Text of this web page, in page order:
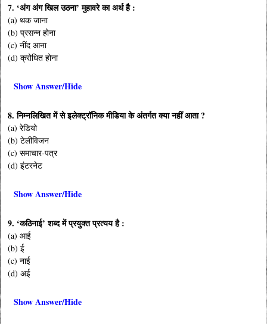
7. ‘अंग अंग खिल उठना’ मुहावरे का अर्थ है :
(a) थक जाना
(b) प्रसन्न होना
(c) नींद आना
(d) क्रोधित होना
Show Answer/Hide
8. निम्नलिखित में से इलेक्ट्रॉनिक मीडिया के अंतर्गत क्या नहीं आता ?
(a) रेडियो
(b) टेलीविजन
(c) समाचार-पत्र
(d) इंटरनेट
Show Answer/Hide
9. ‘कठिनाई’ शब्द में प्रयुक्त प्रत्यय है :
(a) आई
(b) ई
(c) नाई
(d) अई
Show Answer/Hide